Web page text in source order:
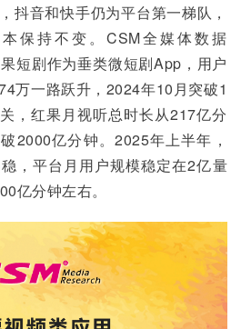
抖音和快手仍为平台第一梯队，
保持不变。CSM全媒体数据
短剧作为垂类微短剧App，用户
万一路跃升，2024年10月突破1
，红果月视听总时长从217亿分
2000亿分钟。2025年上半年，
，平台月用户规模稳定在2亿量
亿分钟左右。